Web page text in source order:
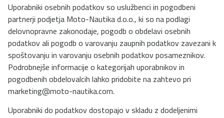
Uporabniki osebnih podatkov so uslužbenci in pogodbeni
partnerji podjetja Moto-Nautika d.o.o., ki so na podlagi
delovnopravne zakonodaje, pogodb o obdelavi osebnih
podatkov ali pogodb o varovanju zaupnih podatkov zavezani k
spoštovanju in varovanju osebnih podatkov posameznikov.
Podrobnejše informacije o kategorijah uporabnikov in
pogodbenih obdelovalcih lahko pridobite na zahtevo pri
marketing@moto-nautika.com.
Uporabniki do podatkov dostopajo v skladu z dodeljenimi